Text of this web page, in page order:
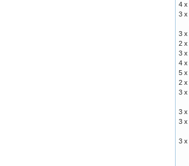
4 x
3 x
3 x
2 x
3 x
4 x
5 x
2 x
3 x
3 x
3 x
3 x